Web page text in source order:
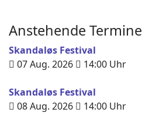
Anstehende Termine
Skandaløs Festival
07 Aug. 2026
14:00 Uhr
Skandaløs Festival
08 Aug. 2026
14:00 Uhr